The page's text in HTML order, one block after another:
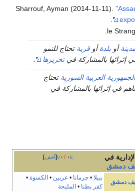
Sharrouf, Ayman (2014-11-11).
le
مدينة أو بلدة أو قرية تحتاج للنمو
إثرائها بالمشاركة فيتحريرها
الجمهورية العربية السورية تحتاج
في إثرائها بالمشاركة في
أخف v t e
في
دمشق
دمشق
ببيلا •جرمانا • عربين • الكسوة •
كفر بطنا • المليحة